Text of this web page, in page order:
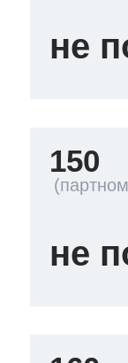
не
150
не